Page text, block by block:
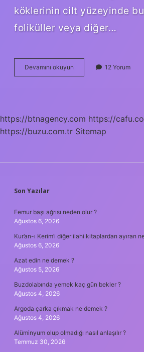
köklerinin cilt yüzeyinde
foliküller veya diğer…
Devamını okuyun
Önünde
12 Yorum
https://btnagency.com https://
https://buzu.com.tr Sitemap
SIDEBAR
Son Yazılar
Femur başı ağrısı neden olur ?
Ağustos 6, 2026
Kur’an-ı Kerim’i diğer ilahi kitaplardan ayıran
Ağustos 6, 2026
Azat edin ne demek ?
Ağustos 5, 2026
Buzdolabında yemek kaç gün bekler ?
Ağustos 4, 2026
Argoda çarka çıkmak ne demek ?
Ağustos 4, 2026
Alüminyum olup olmadığı nasıl anlaşılır ?
Temmuz 30, 2026